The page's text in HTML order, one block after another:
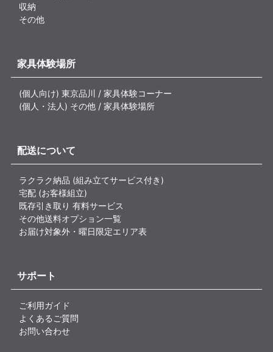
収納
その他
家具体験場所
(個人向け) 東京品川 / 家具体験コーナー
(個人・法人) その他 / 家具体験場所
配送について
ラクラク納品 (組み立てサービス付き)
宅配 (お客様組立)
既存引き取り 有料サービス
その他送料オプション一覧
お届け対象外・曜日限定エリア表
サポート
ご利用ガイド
よくあるご質問
お問い合わせ